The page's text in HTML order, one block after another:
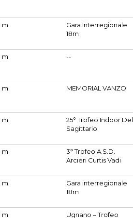
m
Gara Interregionale
18m
m --
m MEMORIAL VANZO
m
25° Trofeo Indoor Del
Sagittario
m
3° Trofeo A.S.D.
Arcieri Curtis Vadi
m
Gara interregionale
18m
m Ugnano – Trofeo